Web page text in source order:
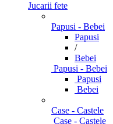
Jucarii fete
Papusi - Bebei
Papusi
/
Bebei
Papusi - Bebei
Papusi
Bebei
Case - Castele
Case - Castele